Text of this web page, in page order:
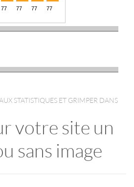
STATISTIQUES ET GRIMPER DANS
votre site un
sans image